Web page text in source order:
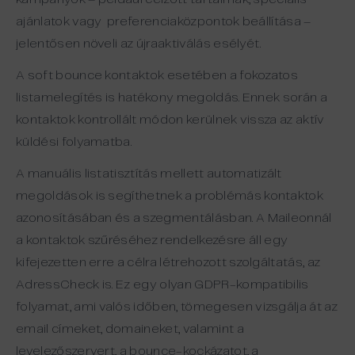
ajánlatok vagy preferenciaközpontok beállítása –
jelentősen növeli az újraaktiválás esélyét.
A soft bounce kontaktok esetében a fokozatos
listamelegítés is hatékony megoldás. Ennek során a
kontaktok kontrollált módon kerülnek vissza az aktív
küldési folyamatba.
A manuális listatisztítás mellett automatizált
megoldások is segíthetnek a problémás kontaktok
azonosításában és a szegmentálásban. A Maileonnál
a kontaktok szűréséhez rendelkezésre áll
egy
kifejezetten erre a célra létrehozott szolgáltatás, az
AdressCheck is. Ez egy olyan GDPR- kompatibilis
folyamat, ami valós időben, tömegesen vizsgálja át az
email címeket, domaineket, valamint a
levelezőszervert, a bounce- kockázatot, a